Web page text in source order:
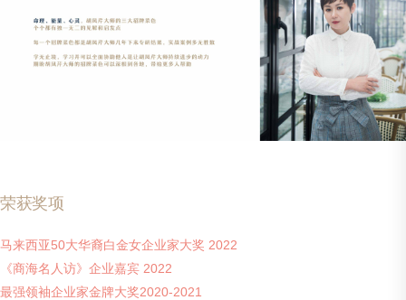
荣获奖项
马来西亚50大华裔白金女企业家大奖 2022
《商海名人访》企业嘉宾 2022
最强领袖企业家金牌大奖2020-2021